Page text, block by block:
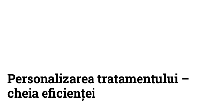
Personalizarea tratamentului –
cheia eficienței